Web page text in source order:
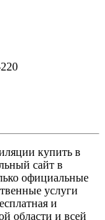
купить в
сайт в
официальные
услуги
и
области и всей